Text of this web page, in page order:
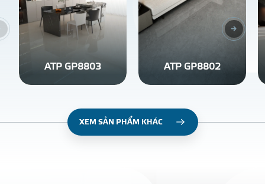
ATP GP8803 ATP GP8802
XEM SẢN PHẨM KHÁC